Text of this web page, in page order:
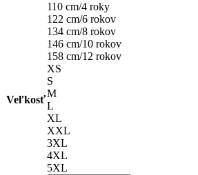
Veľkosť
110 cm/4 roky
122 cm/6 rokov
134 cm/8 rokov
146 cm/10 rokov
158 cm/12 rokov
XS
S
M
L
XL
XXL
3XL
4XL
5XL